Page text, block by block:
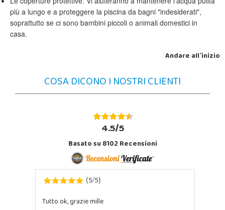
più a lungo e a proteggere la piscina da bagni "indesiderati",
soprattutto se ci sono bambini piccoli o animali domestici in
casa.
Andare all´inizio
COSA DICONO I NOSTRI CLIENTI
4.5/5
Basato su 8102 Recensioni
(5/5)
Tutto ok, grazie mille